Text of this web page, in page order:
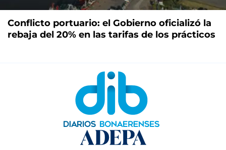
Conflicto portuario: el Gobierno oficializó la
rebaja del 20% en las tarifas de los prácticos